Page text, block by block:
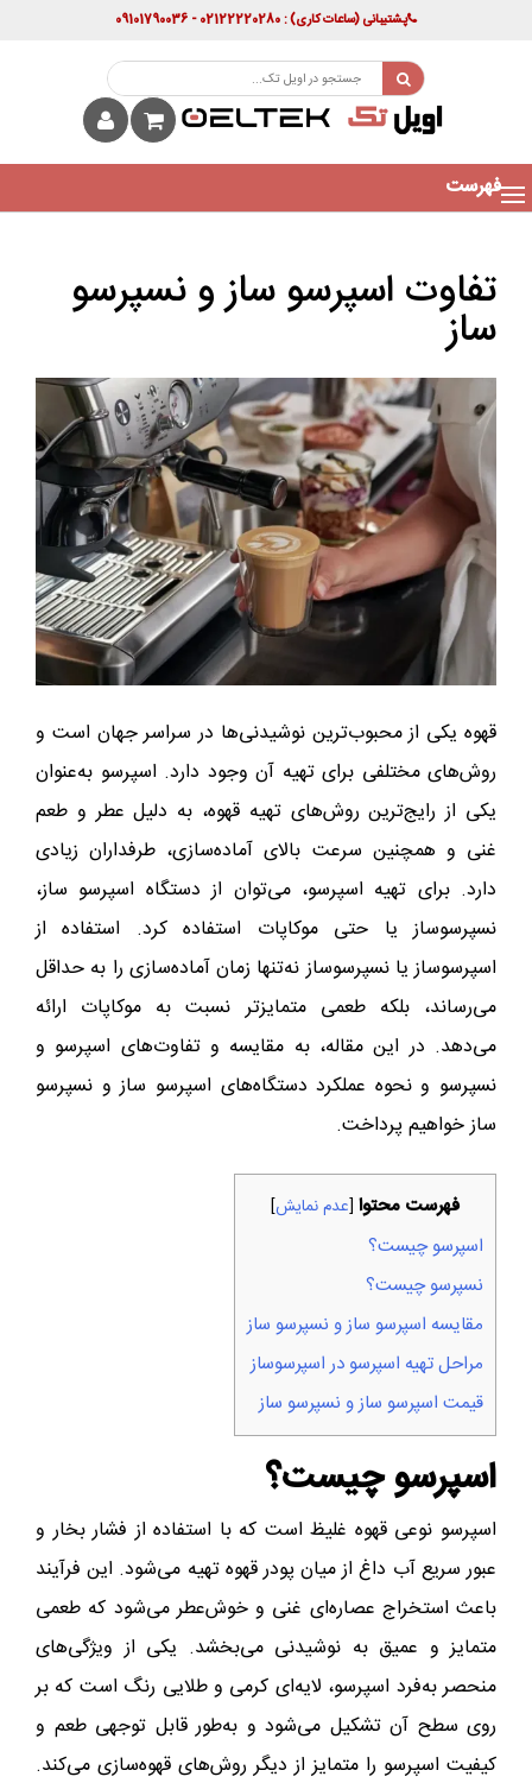
پشتیبانی(ساعات کاری): 02122220280 - 09101790036
فهرست
تفاوت اسپرسو ساز و نسپرسو
ساز
قهوه یکی از محبوب‌ترین نوشیدنی‌ها در سراسر جهان است و
روش‌های مختلفی برای تهیه آن وجود دارد. اسپرسو به‌عنوان
یکی از رایج‌ترین روش‌های تهیه قهوه، به دلیل عطر و طعم
غنی و همچنین سرعت بالای آماده‌سازی، طرفداران زیادی
دارد. برای تهیه اسپرسو، می‌توان از دستگاه اسپرسو ساز،
نسپرسوساز یا حتی موکاپات استفاده کرد. استفاده از
اسپرسوساز یا نسپرسوساز نه‌تنها زمان آماده‌سازی را به حداقل
می‌رساند، بلکه طعمی متمایزتر نسبت به موکاپات ارائه
می‌دهد. در این مقاله، به مقایسه و تفاوت‌های اسپرسو و
نسپرسو و نحوه عملکرد دستگاه‌های اسپرسو ساز و نسپرسو
ساز خواهیم پرداخت.
فهرست محتوا [عدم نمایش]
اسپرسو چیست؟
نسپرسو چیست؟
مقایسه اسپرسو ساز و نسپرسو ساز
مراحل تهیه اسپرسو در اسپرسوساز
قیمت اسپرسو ساز و نسپرسو ساز
اسپرسو چیست؟
اسپرسو نوعی قهوه غلیظ است که با استفاده از فشار بخار و
عبور سریع آب داغ از میان پودر قهوه تهیه می‌شود. این فرآیند
باعث استخراج عصاره‌ای غنی و خوش‌عطر می‌شود که طعمی
متمایز و عمیق به نوشیدنی می‌بخشد. یکی از ویژگی‌های
منحصر به‌فرد اسپرسو، لایه‌ای کرمی و طلایی رنگ است که بر
روی سطح آن تشکیل می‌شود و به‌طور قابل توجهی طعم و
کیفیت اسپرسو را متمایز از دیگر روش‌های قهوه‌سازی می‌کند.